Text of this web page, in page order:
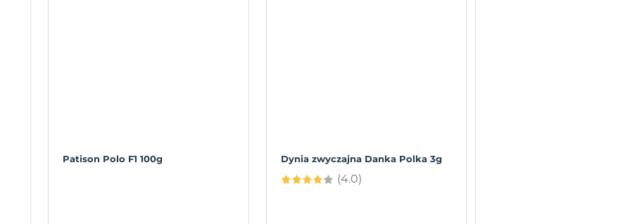
Patison Polo F1 100g Dynia zwyczajna Danka Polka 3g
(4.0)